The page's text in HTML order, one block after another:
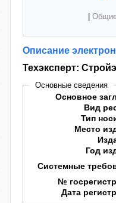
Описание
Техэксперт:
Основные сведения
Основное
Вид
Тип
Место
Год
Системные
№
Дата